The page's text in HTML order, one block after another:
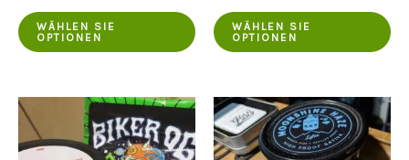
WÄHLEN SIE
OPTIONEN
Dieses
Produkt
mehrere
Varianten.
WÄHLEN SIE
OPTIONEN